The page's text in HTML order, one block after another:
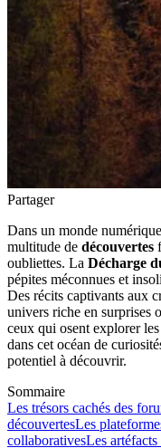
Partager
Dans un monde
multitude de découvertes
oubliettes. La Décharge
pépites méconnues et
Des récits captivants aux
univers riche en surprises
ceux qui osent explorer
dans cet océan de
potentiel à découvrir.
Sommaire
Les trésors cachés des
découvertesLes
collaborativesLes